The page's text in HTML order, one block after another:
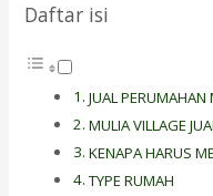
Daftar isi
JUAL
MULIA VILLAGE
KENAPA HARUS
TYPE RUMAH